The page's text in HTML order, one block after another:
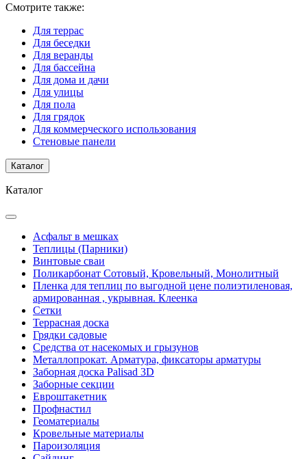
Смотрите также:
Для террас
Для беседки
Для веранды
Для бассейна
Для дома и дачи
Для улицы
Для пола
Для грядок
Для коммерческого использования
Стеновые панели
Каталог
Каталог
Асфальт в мешках
Теплицы (Парники)
Винтовые сваи
Поликарбонат Сотовый, Кровельный, Монолитный
Пленка для теплиц по выгодной цене полиэтиленовая,
армированная , укрывная. Клеенка
Сетки
Террасная доска
Грядки садовые
Средства от насекомых и грызунов
Металлопрокат. Арматура, фиксаторы арматуры
Заборная доска Palisad 3D
Заборные секции
Евроштакетник
Профнастил
Геоматериалы
Кровельные материалы
Пароизоляция